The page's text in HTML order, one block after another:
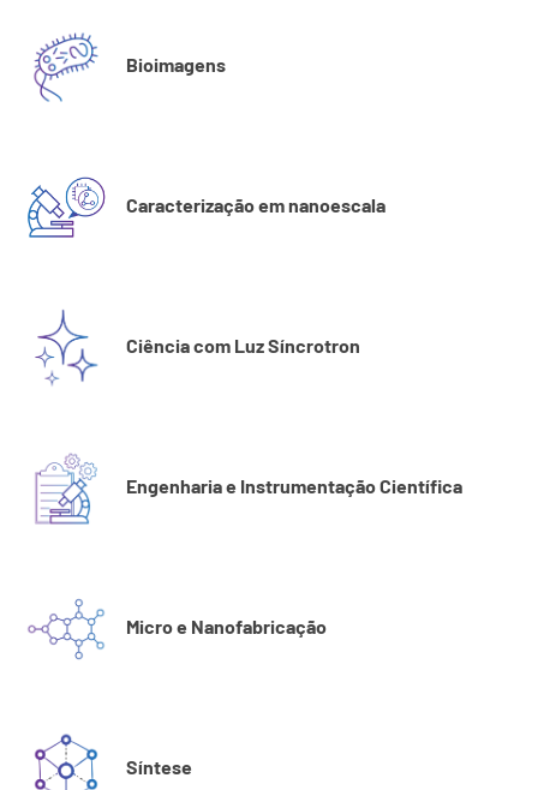
Bioimagens
Caracterização em nanoescala
Ciência com Luz Síncrotron
Engenharia e Instrumentação Científica
Micro e Nanofabricação
Síntese